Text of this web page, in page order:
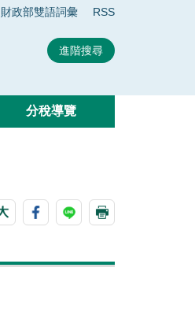
財政部雙語詞彙 RSS
分稅導覽